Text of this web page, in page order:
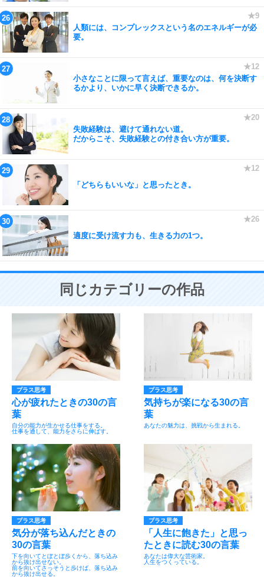
人類には、コンプレックスという名のエネルギーが必
要。
小さなことに限って言えば、重要なのは、何を決断す
るかより、いかに早く決断できるか。
失敗経験は、避けて通れない道。
だからこそ、失敗経験との付き合い方が重要。
「どちらもいいな」と思ったとき。
適度に受け流す力も、生きる力の1つ。
同じカテゴリーの作品
プラス思考
心が疲れたときの30の言
葉
自分の能力が生かせる仕事をする。
仕事を通して、能力をさらに伸ばす。
プラス思考
気持ちが楽になる30の言
葉
あなたの魅力は、挑戦から生まれる。
プラス思考
気分が落ち込んだときの
30の言葉
下を向いてとぼとぼ歩くから、落ち込み
から抜け出せない。
前を向いてさっそうと歩けば、落ち込み
から抜け出せる。
プラス思考
「人生に飽きた」と思っ
たときに読む30の言葉
あなたは偉大な芸術家。
人生をつくっている。